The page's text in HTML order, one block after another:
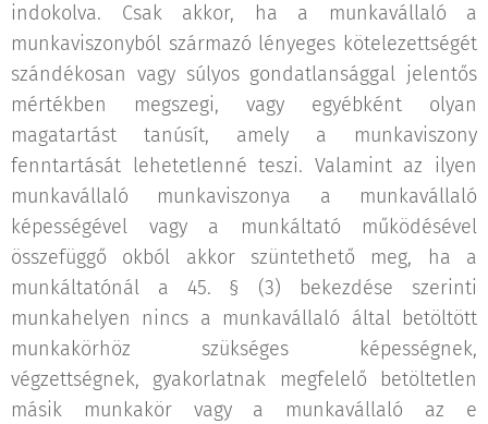
indokolva. Csak akkor, ha a munkavállaló a
munkaviszonyból származó lényeges kötelezettségét
szándékosan vagy súlyos gondatlansággal jelentős
mértékben megszegi, vagy egyébként olyan
magatartást tanúsít, amely a munkaviszony
fenntartását lehetetlenné teszi. Valamint az ilyen
munkavállaló munkaviszonya a munkavállaló
képességével vagy a munkáltató működésével
összefüggő okból akkor szüntethető meg, ha a
munkáltatónál a 45. § (3) bekezdése szerinti
munkahelyen nincs a munkavállaló által betöltött
munkakörhöz szükséges képességnek,
végzettségnek, gyakorlatnak megfelelő betöltetlen
másik munkakör vagy a munkavállaló az e